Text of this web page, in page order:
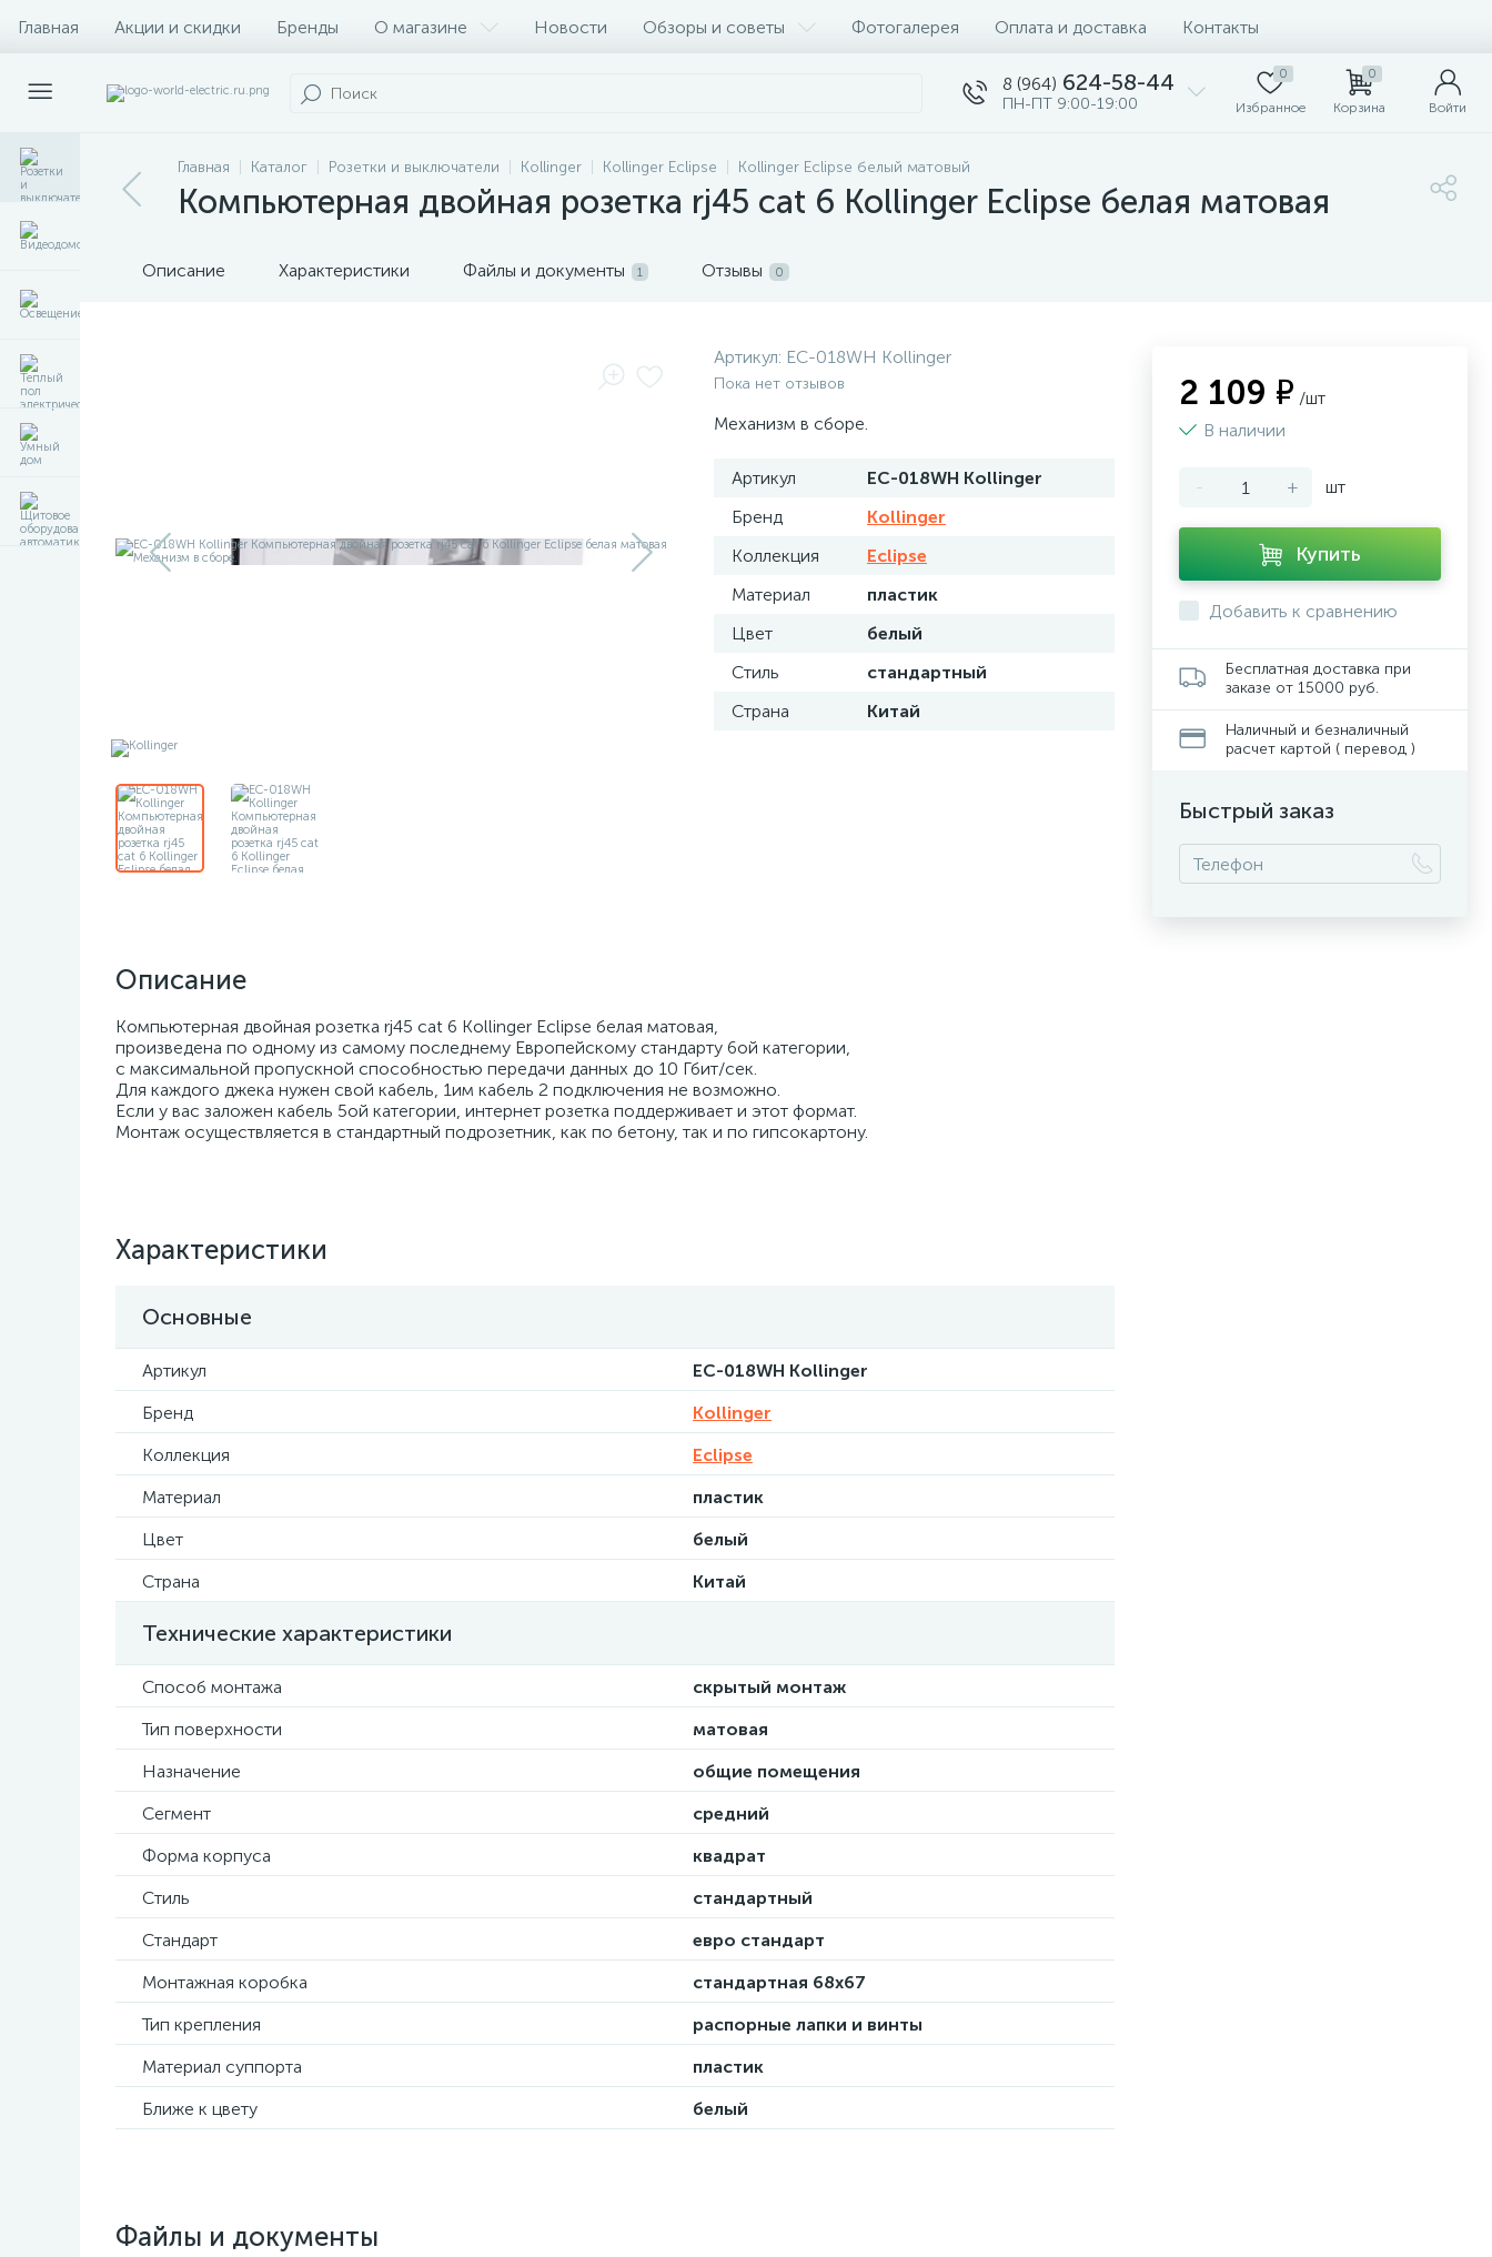
Главная Акции и скидки Бренды О магазине Новости Обзоры и советы Фотогалерея Оплата и доставка Контакты
8 (964) 624-58-44
ПН-ПТ 9:00-19:00
0
Избранное
0
Корзина Войти
Главная Каталог Розетки и выключатели Kollinger Kollinger Eclipse Kollinger Eclipse белый матовый
Компьютерная двойная розетка rj45 cat 6 Kollinger Eclipse белая матовая
Описание Характеристики Файлы и документы 1 Отзывы 0
Артикул: EC-018WH Kollinger
Пока нет отзывов
Механизм в сборе.
Артикул
EC-018WH Kollinger
Бренд
Kollinger
Коллекция
Eclipse
Материал
пластик
Цвет
белый
Стиль
стандартный
Страна
Китай
Описание
Компьютерная двойная розетка rj45 cat 6 Kollinger Eclipse белая матовая,
произведена по одному из самому последнему Европейскому стандарту 6ой категории,
с максимальной пропускной способностью передачи данных до 10 Гбит/сек.
Для каждого джека нужен свой кабель, 1им кабель 2 подключения не возможно.
Если у вас заложен кабель 5ой категории, интернет розетка поддерживает и этот формат.
Монтаж осуществляется в стандартный подрозетник, как по бетону, так и по гипсокартону.
Характеристики
Основные
Артикул
EC-018WH Kollinger
Бренд
Kollinger
Коллекция
Eclipse
Материал
пластик
Цвет
белый
Страна
Китай
Технические характеристики
Способ монтажа
скрытый монтаж
Тип поверхности
матовая
Назначение
общие помещения
Сегмент
средний
Форма корпуса
квадрат
Стиль
стандартный
Стандарт
евро стандарт
Монтажная коробка
стандартная 68х67
Тип крепления
распорные лапки и винты
Материал суппорта
пластик
Ближе к цвету
белый
Файлы и документы
2 109 ₽ /шт
В наличии
- + шт
Купить
Добавить к сравнению
Бесплатная доставка при
заказе от 15000 руб.
Наличный и безналичный
расчет картой ( перевод )
Быстрый заказ